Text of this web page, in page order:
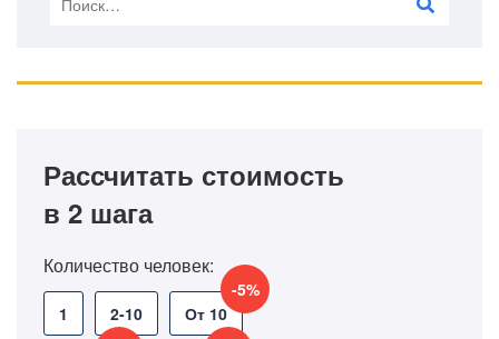
Рассчитать стоимость
в 2 шага
Количество человек:
1 2-10 От 10
-5%